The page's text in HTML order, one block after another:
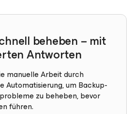
beheben – mit
Antworten
manuelle Arbeit durch
Automatisierung, um Backup-
zu beheben, bevor
führen.